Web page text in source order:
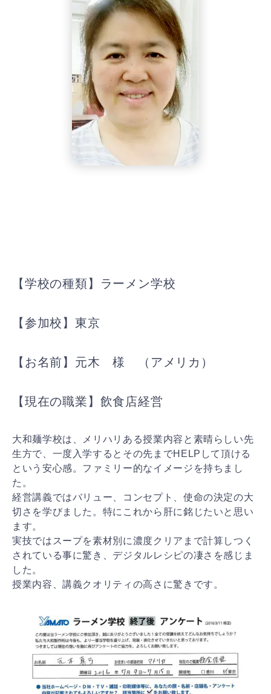
【学校の種類】ラーメン学校
【参加校】東京
【お名前】元木 様 （アメリカ）
【現在の職業】飲食店経営
大和麺学校は、メリハリある授業内容と素晴らしい先
生方で、一度入学するとその先までHELPして頂ける
という安心感。ファミリー的なイメージを持ちまし
た。
経営講義ではバリュー、コンセプト、使命の決定の大
切さを学びました。特にこれから肝に銘じたいと思い
ます。
実技ではスープを素材別に濃度クリアまで計算しつく
されている事に驚き、デジタルレシピの凄さを感じま
した。
授業内容、講義クオリティの高さに驚きです。